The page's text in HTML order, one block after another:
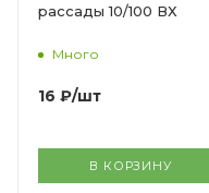
рассады 10/100 ВХ
Много
16 ₽/шт
В КОРЗИНУ